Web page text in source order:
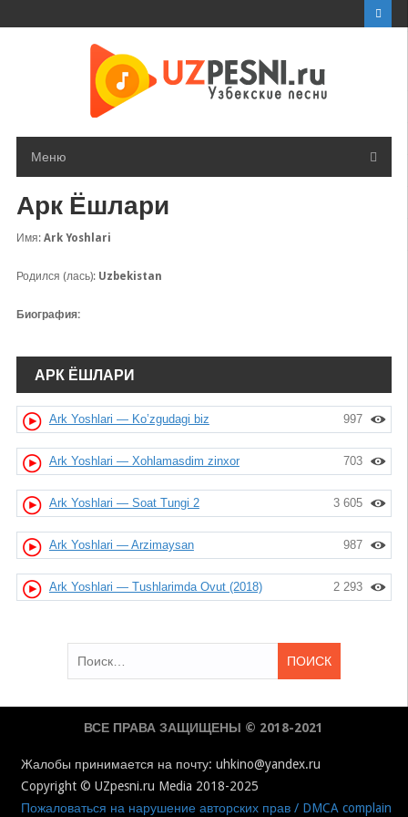
Меню
Арк Ёшлари
Имя: Ark Yoshlari
Родился (лась): Uzbekistan
Биография:
АРК ЁШЛАРИ
997
Ark Yoshlari — Ko’zgudagi biz
703
Ark Yoshlari — Xohlamasdim zinxor
3 605
Ark Yoshlari — Soat Tungi 2
987
Ark Yoshlari — Arzimaysan
2 293
Ark Yoshlari — Tushlarimda Ovut (2018)
ВСЕ ПРАВА ЗАЩИЩЕНЫ © 2018-2021
Жалобы принимается на почту: uhkino@yandex.ru
Copyright © UZpesni.ru Media 2018-2025
Пожаловаться на нарушение авторских прав / DMCA complain